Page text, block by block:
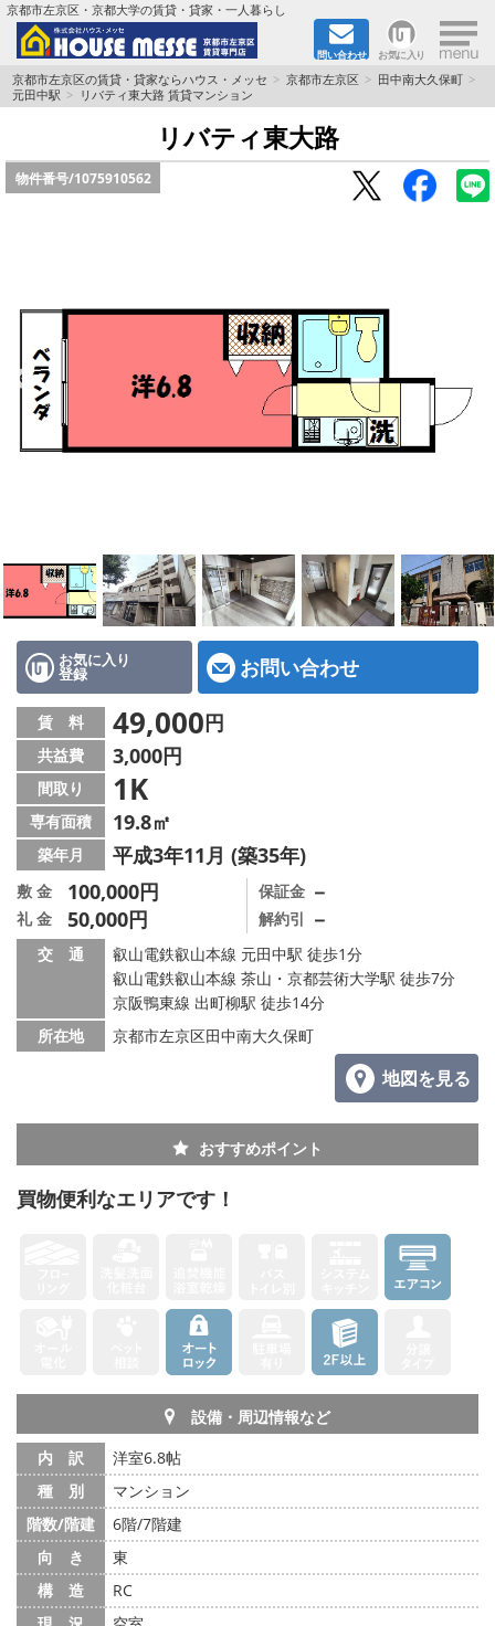
京都市左京区・京都大学の賃貸・貸家・一人暮らし
問い合わせ お気に入り ×
TOPページ
地域から検索
家族で住むならマンション？賃家？
一人暮らしの物件特集
ペット相談OKの賃貸！
ハウスメーカー施工特集！
路線·駅から探す
IT重説について
スタッフ紹介
賃貸管理の北白川店
店舗情報·アクセス
会社概要
メールでお問い合わせ
京都市左京区の賃貸・貸家ならハウス・メッセ 京都市左京区
田中南大久保町
元田中駅
リバティ東大路 賃貸マンション
リバティ東大路
物件番号/1075910562
お気に入り
登録 お問い合わせ
賃 料 49,000円
共益費 3,000円
間取り 1K
専有面積 19.8㎡
築年月 平成3年11月 (築35年)
敷 金 100,000円
礼 金 50,000円
保証金 －
解約引 －
交 通
叡山電鉄叡山本線 元田中駅 徒歩1分
叡山電鉄叡山本線 茶山・京都芸術大学駅 徒歩7分
京阪鴨東線 出町柳駅 徒歩14分
所在地
京都市左京区田中南大久保町
地図を見る
おすすめポイント
買物便利なエリアです！
設備・周辺情報など
内 訳
洋室6.8帖
種 別
マンション
階数/階建
6階/7階建
向 き
東
構 造
RC